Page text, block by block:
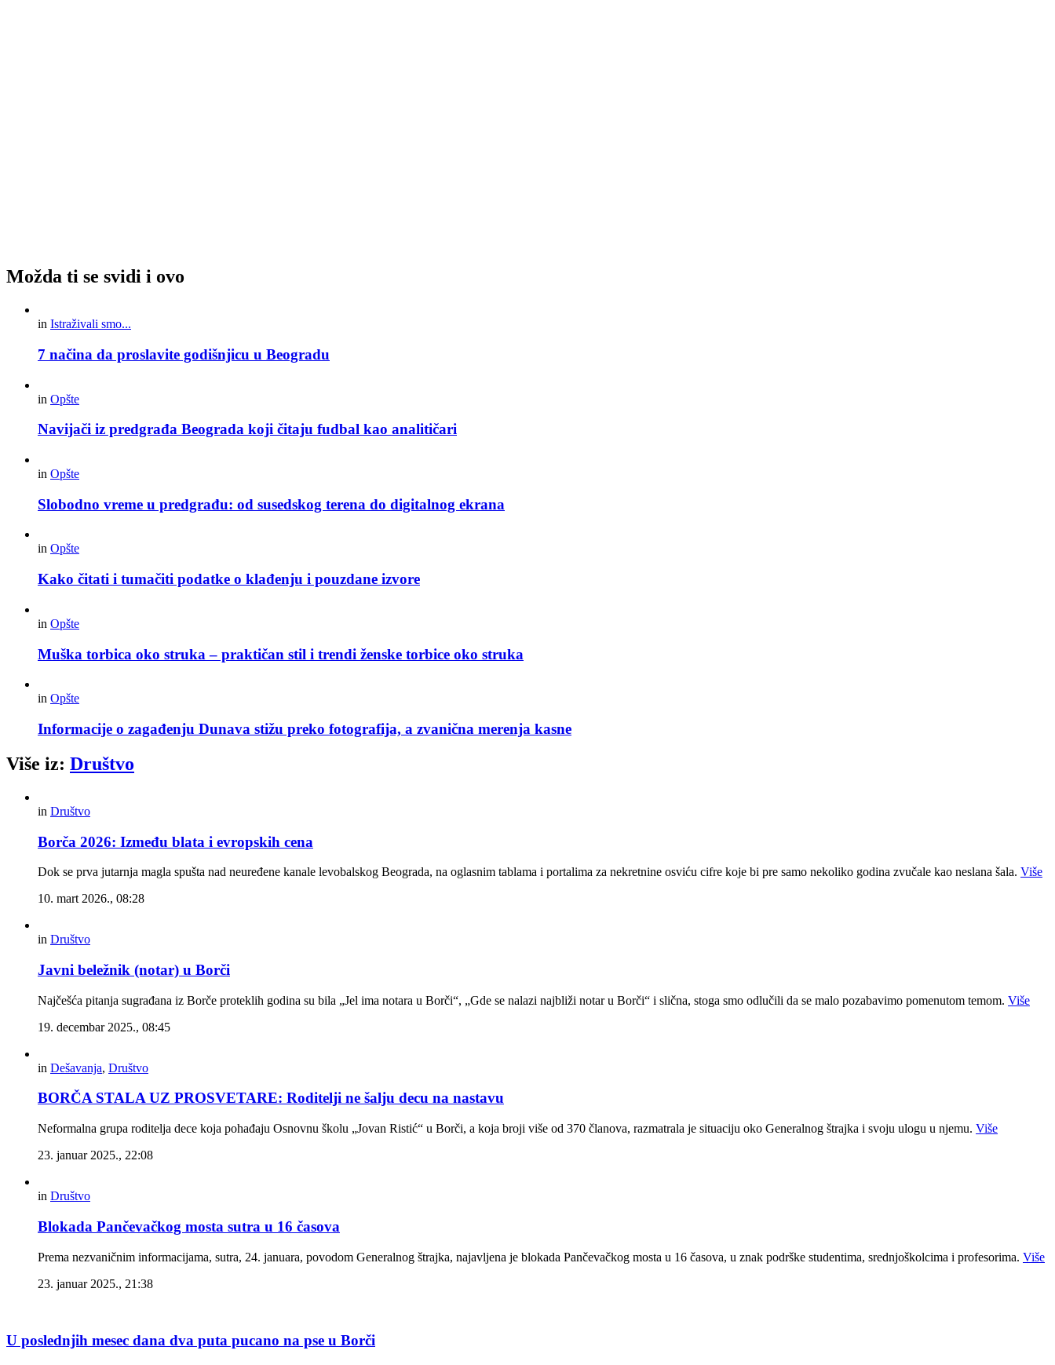
Možda ti se svidi i ovo
in Istraživali smo...
7 načina da proslavite godišnjicu u Beogradu
in Opšte
Navijači iz predgrađa Beograda koji čitaju fudbal kao analitičari
in Opšte
Slobodno vreme u predgrađu: od susedskog terena do digitalnog ekrana
in Opšte
Kako čitati i tumačiti podatke o klađenju i pouzdane izvore
in Opšte
Muška torbica oko struka – praktičan stil i trendi ženske torbice oko struka
in Opšte
Informacije o zagađenju Dunava stižu preko fotografija, a zvanična merenja kasne
Više iz: Društvo
in Društvo
Borča 2026: Između blata i evropskih cena
Dok se prva jutarnja magla spušta nad neuređene kanale levobalskog Beograda, na oglasnim tablama i portalima za nekretnine osviću cifre koje bi pre samo nekoliko godina zvučale kao neslana šala. Više
10. mart 2026., 08:28
in Društvo
Javni beležnik (notar) u Borči
Najčešća pitanja sugrađana iz Borče proteklih godina su bila „Jel ima notara u Borči“, „Gde se nalazi najbliži notar u Borči“ i slična, stoga smo odlučili da se malo pozabavimo pomenutom temom. Više
19. decembar 2025., 08:45
in Dešavanja, Društvo
BORČA STALA UZ PROSVETARE: Roditelji ne šalju decu na nastavu
Neformalna grupa roditelja dece koja pohađaju Osnovnu školu „Jovan Ristić“ u Borči, a koja broji više od 370 članova, razmatrala je situaciju oko Generalnog štrajka i svoju ulogu u njemu. Više
23. januar 2025., 22:08
in Društvo
Blokada Pančevačkog mosta sutra u 16 časova
Prema nezvaničnim informacijama, sutra, 24. januara, povodom Generalnog štrajka, najavljena je blokada Pančevačkog mosta u 16 časova, u znak podrške studentima, srednjoškolcima i profesorima. Više
23. januar 2025., 21:38
U poslednjih mesec dana dva puta pucano na pse u Borči